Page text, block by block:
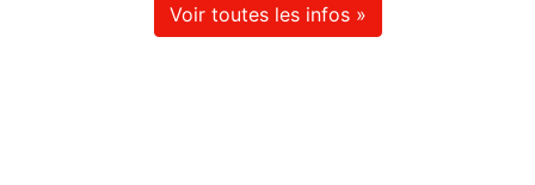
Voir toutes les infos »